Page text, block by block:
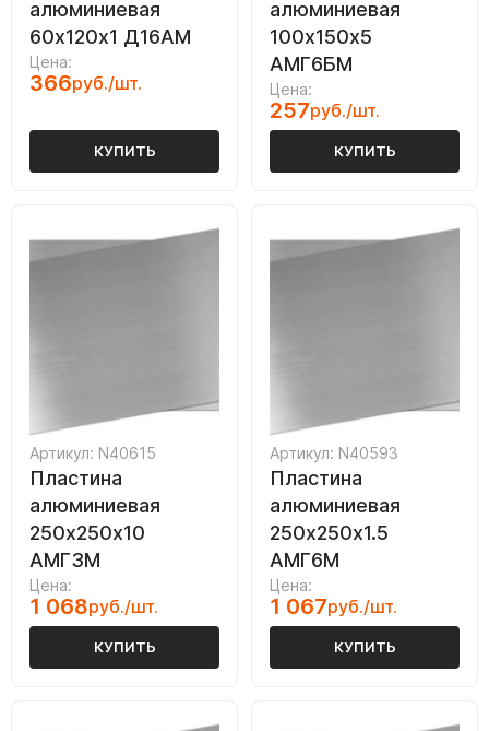
алюминиевая
60х120х1 Д16АМ
Цена:
366руб./шт.
КУПИТЬ
алюминиевая
100х150х5
АМГ6БМ
Цена:
257руб./шт.
КУПИТЬ
Артикул: N40615
Пластина
алюминиевая
250х250х10
АМГ3М
Цена:
1 068руб./шт.
КУПИТЬ
Артикул: N40593
Пластина
алюминиевая
250х250х1.5
АМГ6М
Цена:
1 067руб./шт.
КУПИТЬ